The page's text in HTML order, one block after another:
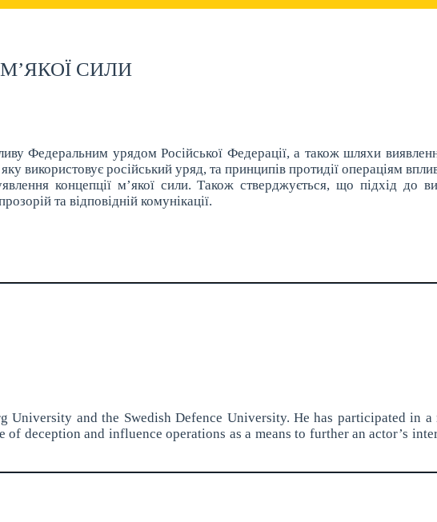
СИЛИ
Федеральним урядом Російської Федерації, а також шляхи
використовує російський уряд, та принципів протидії операціям
концепції м’якої сили. Також стверджується, що підхід до
та відповідній комунікації.
and the Swedish Defence University. He has participated in
deception and influence operations as a means to further an actor’s